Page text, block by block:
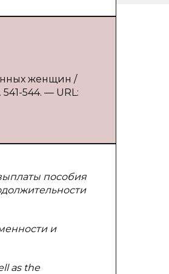
женщин /
544. — URL:
пособия
и
as the